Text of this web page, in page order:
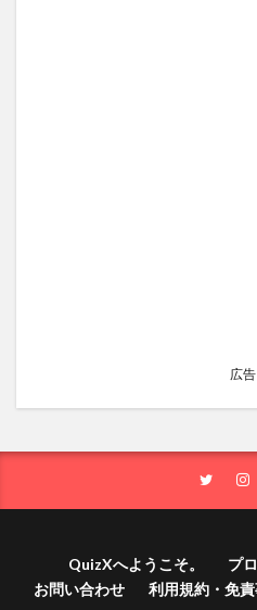
広告
QuizXへようこそ。 プ
お問い合わせ
利用規約・免